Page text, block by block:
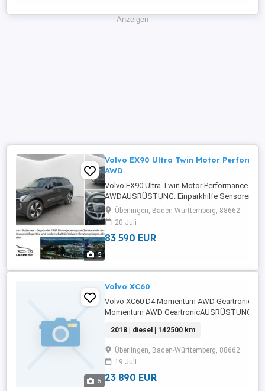
Anzeigen
5
Volvo EX90 Ultra Twin Motor
AWD
Volvo EX90 Ultra Twin Motor Performance
AWDAUSRÜSTUNG: Einparkhilfe Sensoren
Sensoren hinten,ABS,Einparkhilfe
Rückfahrkamera,Fahrerairbag,Einparkhilfe
Radio,Radio,Elektrische ...
Überlingen, Baden-Württemberg, 88662
20 Juli
83 590 EUR
5
Volvo XC60
Volvo XC60 D4 Momentum AWD Geartronic.
Momentum AWD GeartronicAUSRÜSTUNG:
Scheinwerfer,Servolenkung,Elektrische
2018 | diesel | 142500 km
Überlingen, Baden-Württemberg, 88662
19 Juli
23 890 EUR